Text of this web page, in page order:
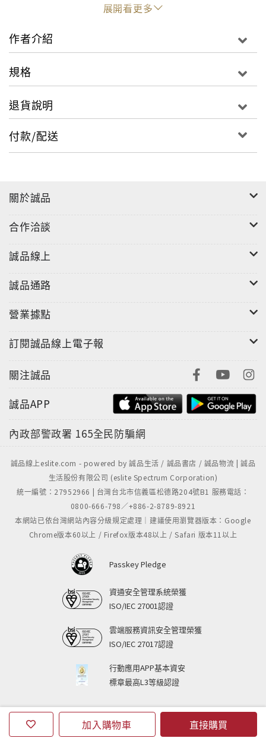
加入購物車 直接購買
展開看更多
作者介紹
規格
退貨說明
付款/配送
關於誠品
合作洽談
誠品線上
誠品通路
營業據點
訂閱誠品線上電子報
關注誠品
誠品APP
內政部警政署 165全民防騙網
誠品線上eslite.com - powered by 誠品生活 / 誠品書店 / 誠品物流 | 誠品
生活股份有限公司 (eslite Spectrum Corporation)
統一編號：27952966 | 台灣台北市信義區松德路204號B1 服務電話：
0800-666-798／+886-2-8789-8921
本網站已依台灣網站內容分級規定處理｜建議使用瀏覽器版本：Google
Chrome版本60以上 / Firefox版本48以上 / Safari 版本11以上
Passkey Pledge
資通安全管理系統榮獲
ISO/IEC 27001認證
雲端服務資訊安全管理榮獲
ISO/IEC 27017認證
行動應用APP基本資安
標章最高L3等級認證